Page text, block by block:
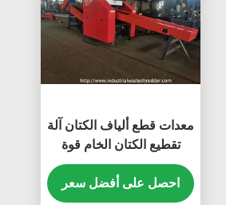
معدات قطع ألياف الكتان آلة
تقطيع الكتان الخام قوة
كبيرة
احصل على أفضل سعر